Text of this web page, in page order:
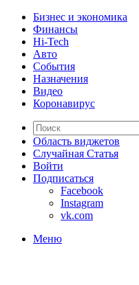
Бизнес и экономика
Финансы
Hi-Tech
Авто
События
Назначения
Видео
Коронавирус
Область виджетов
Случайная Статья
Войти
Подписаться
Facebook
Instagram
vk.com
Меню